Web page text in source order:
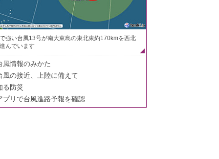
強い台風13号が南大東島の東北東約170kmを西北
んでいます
風情報のみかた
風の接近、上陸に備えて
る防災
プリで台風進路予報を確認